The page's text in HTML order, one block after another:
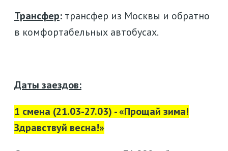
Трансфер: трансфер из Москвы и обратно
в комфортабельных автобусах.
Даты заездов:
1 смена (21.03-27.03) - «Прощай зима!
Здравствуй весна!»